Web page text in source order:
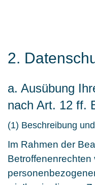
2.
a. Ausübung
nach Art. 12 ff.
(1) Beschreibung
Im Rahmen der
Betroffenenrechten